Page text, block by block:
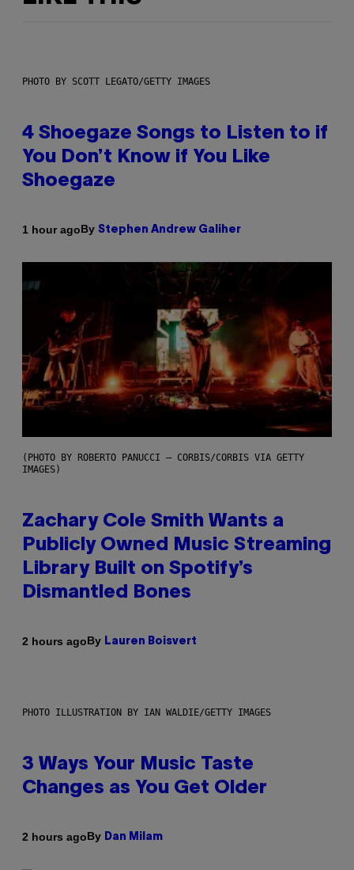
PHOTO BY SCOTT LEGATO/GETTY IMAGES
4 Shoegaze Songs to Listen to if
You Don’t Know if You Like
Shoegaze
1 hour agoBy Stephen Andrew Galiher
(PHOTO BY ROBERTO PANUCCI – CORBIS/CORBIS VIA GETTY
IMAGES)
Zachary Cole Smith Wants a
Publicly Owned Music Streaming
Library Built on Spotify’s
Dismantled Bones
2 hours agoBy Lauren Boisvert
PHOTO ILLUSTRATION BY IAN WALDIE/GETTY IMAGES
3 Ways Your Music Taste
Changes as You Get Older
2 hours agoBy Dan Milam